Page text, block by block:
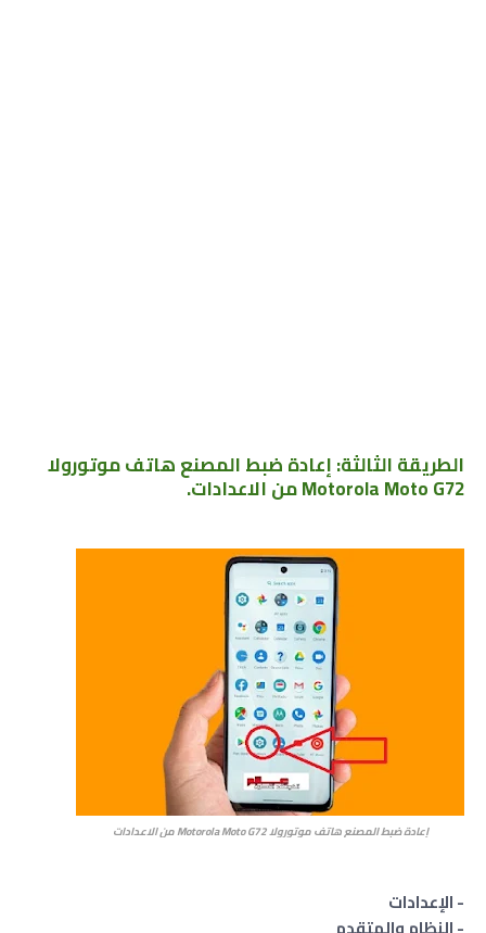
الطريقة الثالثة: إعادة ضبط المصنع هاتف موتورولا
Motorola Moto G72 من الاعدادات.
إعادة ضبط المصنع هاتف موتورولا Motorola Moto G72 من الاعدادات
- الإعدادات